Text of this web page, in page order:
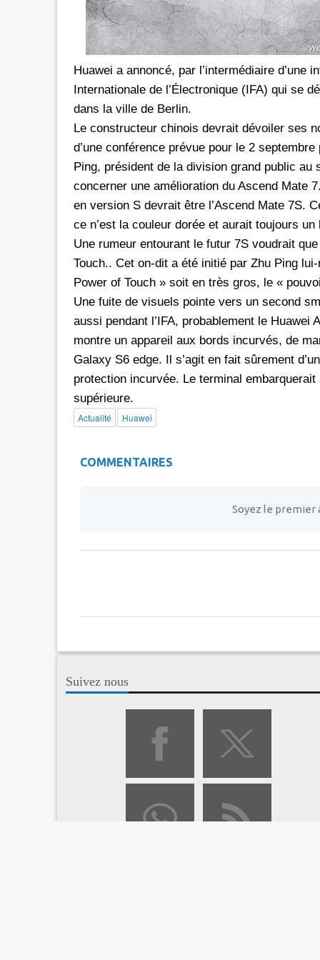
Huawei a annoncé, par l’intermédiaire d’une
Internationale de l’Électronique (IFA) qui se
dans la ville de Berlin.
Le constructeur chinois devrait dévoiler ses
d’une conférence prévue pour le 2
Ping, président de la division grand public au
concerner une amélioration du Ascend Mate
en version S devrait être l’Ascend Mate 7S.
ce n’est la couleur dorée et aurait toujours un
Une rumeur entourant le futur 7S voudrait
Touch.. Cet on-dit a été initié par Zhu Ping
Power of Touch » soit en très gros, le «
Une fuite de visuels pointe vers un second
aussi pendant l’IFA, probablement le
montre un appareil aux bords incurvés, de
Galaxy S6 edge. Il s’agit en fait sûrement
protection incurvée. Le terminal
supérieure.
Actualité Huawei
COMMENTAIRES
Soyez le premier
Suivez nous